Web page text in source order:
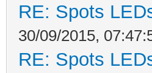
RE: Spots
30/09/2015,
RE: Spots